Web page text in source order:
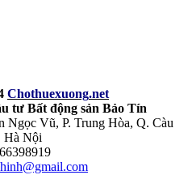
Chothuexuong.net
tư Bất động sản Bảo Tín
Ngọc Vũ, P. Trung Hòa, Q. Càu
Hà Nội